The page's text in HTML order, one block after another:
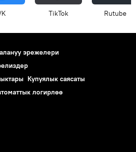
ТikТоk Rutube
эрежелери
Купуялык саясаты
логирлөө